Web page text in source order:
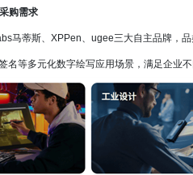
购需求
蒂斯、XPPen、ugee三大自主品牌，品
名等多元化数字绘写应用场景，满足企业不